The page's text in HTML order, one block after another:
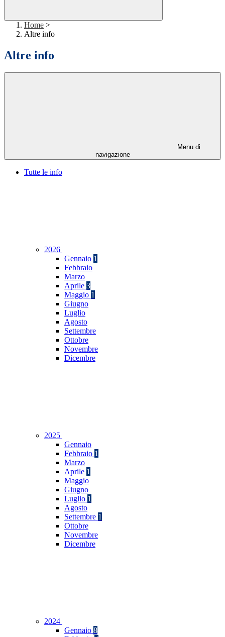
Home >
Altre info
Altre info
Menu di
navigazione
Tutte le info
2026
Gennaio 1
Febbraio
Marzo
Aprile 3
Maggio 1
Giugno
Luglio
Agosto
Settembre
Ottobre
Novembre
Dicembre
2025
Gennaio
Febbraio 1
Marzo
Aprile 1
Maggio
Giugno
Luglio 1
Agosto
Settembre 1
Ottobre
Novembre
Dicembre
2024
Gennaio 8